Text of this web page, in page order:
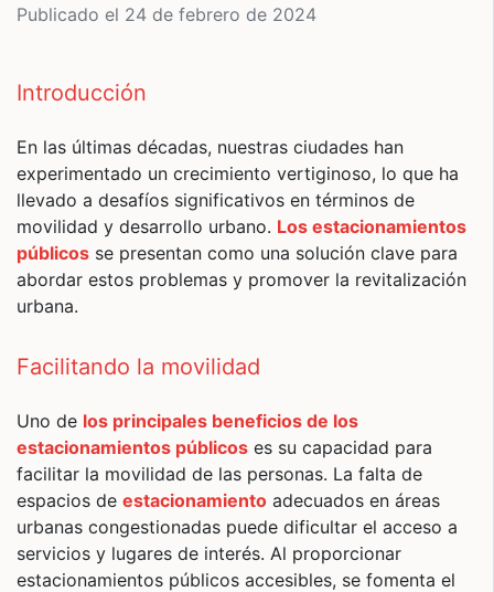
Publicado el 24 de febrero de 2024
Introducción
En las últimas décadas, nuestras ciudades han
experimentado un crecimiento vertiginoso, lo que ha
llevado a desafíos significativos en términos de
movilidad y desarrollo urbano. Los estacionamientos
públicos se presentan como una solución clave para
abordar estos problemas y promover la revitalización
urbana.
Facilitando la movilidad
Uno de los principales beneficios de los
estacionamientos públicos es su capacidad para
facilitar la movilidad de las personas. La falta de
espacios de estacionamiento adecuados en áreas
urbanas congestionadas puede dificultar el acceso a
servicios y lugares de interés. Al proporcionar
estacionamientos públicos accesibles, se fomenta el